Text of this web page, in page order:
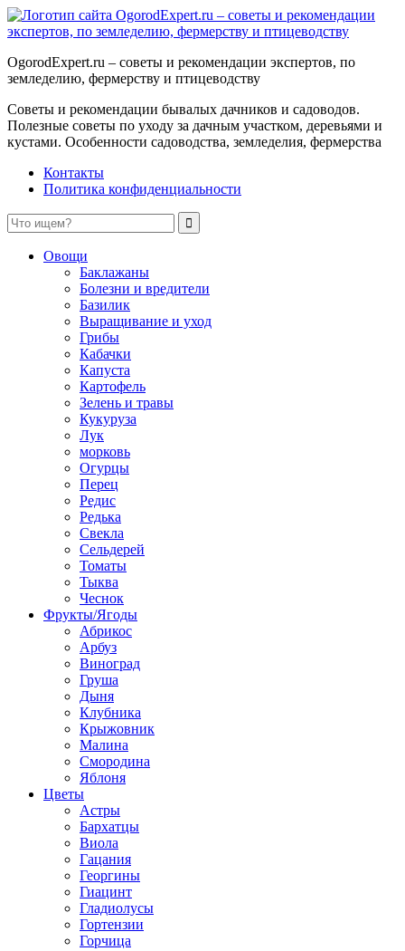
OgorodExpert.ru – cоветы и рекомендации экспертов, по
земледелию, фермерству и птицеводству
Советы и рекомендации бывалых дачников и садоводов.
Полезные советы по уходу за дачным участком, деревьями и
кустами. Особенности садоводства, земледелия, фермерства
Контакты
Политика конфиденциальности
Овощи
Баклажаны
Болезни и вредители
Базилик
Выращивание и уход
Грибы
Кабачки
Капуста
Картофель
Зелень и травы
Кукуруза
Лук
морковь
Огурцы
Перец
Редис
Редька
Свекла
Сельдерей
Томаты
Тыква
Чеснок
Фрукты/Ягоды
Абрикос
Арбуз
Виноград
Груша
Дыня
Клубника
Крыжовник
Малина
Смородина
Яблоня
Цветы
Астры
Бархатцы
Виола
Гацания
Георгины
Гиацинт
Гладиолусы
Гортензии
Горчица